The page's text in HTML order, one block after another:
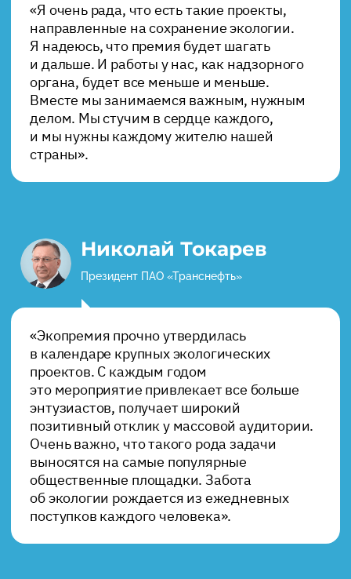
«Я очень рада, что есть такие проекты,
направленные на сохранение экологии.
Я надеюсь, что премия будет шагать
и дальше. И работы у нас, как надзорного
органа, будет все меньше и меньше.
Вместе мы занимаемся важным, нужным
делом. Мы стучим в сердце каждого,
и мы нужны каждому жителю нашей
страны».
Николай Токарев
Президент ПАО «Транснефть»
«Экопремия прочно утвердилась
в календаре крупных экологических
проектов. С каждым годом
это мероприятие привлекает все больше
энтузиастов, получает широкий
позитивный отклик у массовой аудитории.
Очень важно, что такого рода задачи
выносятся на самые популярные
общественные площадки. Забота
об экологии рождается из ежедневных
поступков каждого человека».